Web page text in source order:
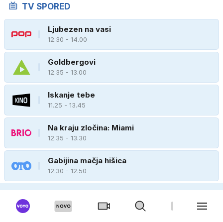
TV SPORED
Ljubezen na vasi
12.30 - 14.00
Goldbergovi
12.35 - 13.00
Iskanje tebe
11.25 - 13.45
Na kraju zločina: Miami
12.35 - 13.30
Gabijina mačja hišica
12.30 - 12.50
12.30 - 13.15